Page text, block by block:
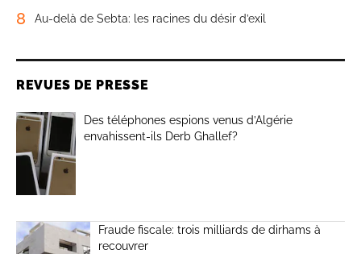
8 Au-delà de Sebta: les racines du désir d’exil
REVUES DE PRESSE
Des téléphones espions venus d’Algérie
envahissent-ils Derb Ghallef?
Fraude fiscale: trois milliards de dirhams à
recouvrer